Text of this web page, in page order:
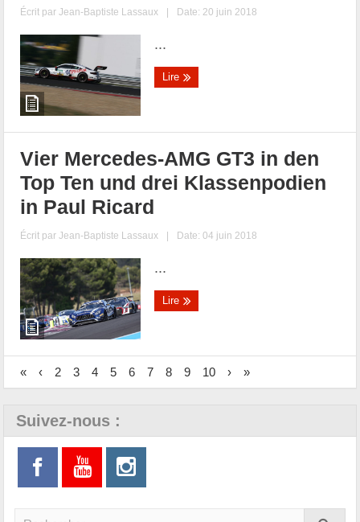
Écrit parJean-Baptiste Lassaux | Date: 20 juin 2018
...
Lire
Vier Mercedes-AMG GT3 in den
Top Ten und drei Klassenpodien
in Paul Ricard
Écrit parJean-Baptiste Lassaux | Date: 04 juin 2018
...
Lire
« ‹ 2 3 4 5 6 7 8 9 10 › »
Suivez-nous :